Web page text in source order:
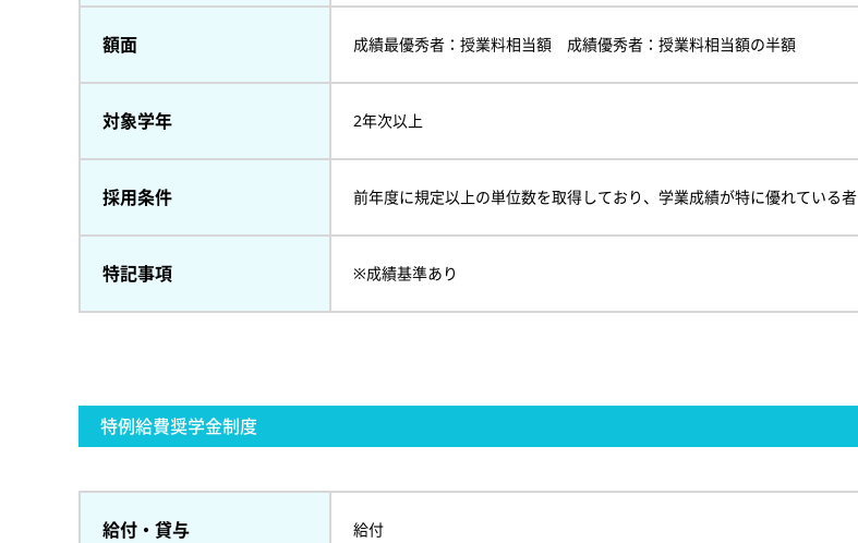
額面 成績最優秀者：授業料相当額 成績優秀者：授業料相当額の半額
対象学年 2年次以上
採用条件 前年度に規定以上の単位数を取得しており、学業成績が特に優れている者
特記事項 ※成績基準あり
特例給費奨学金制度
給付・貸与 給付